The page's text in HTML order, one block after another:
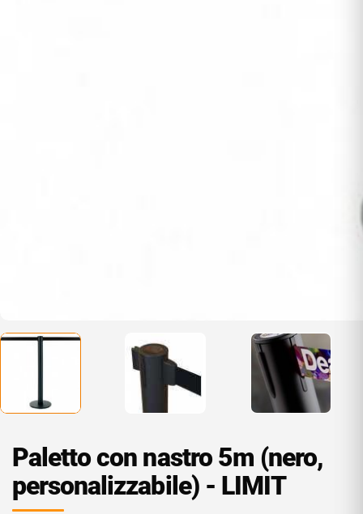
Paletto con nastro 5m (nero,
personalizzabile) - LIMIT